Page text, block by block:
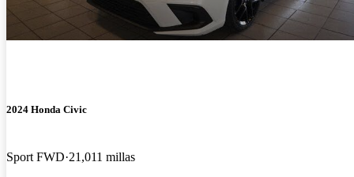
2024 Honda Civic
Sport FWD 21,011 millas